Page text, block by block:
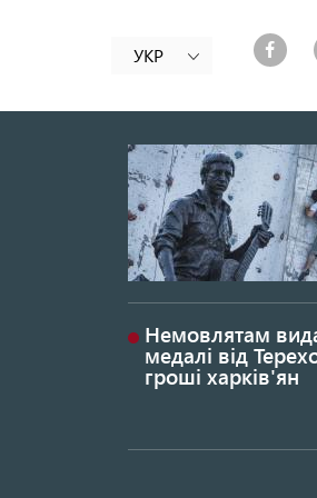
УКР
Немовлятам
медалі від
гроші харків'ян